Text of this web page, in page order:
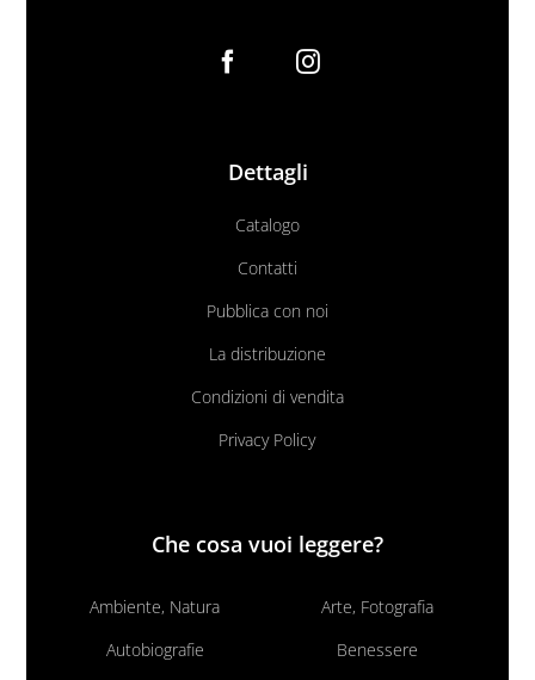
Dettagli
Catalogo
Contatti
Pubblica con noi
La distribuzione
Condizioni di vendita
Privacy Policy
Che cosa vuoi leggere?
Ambiente, Natura
Arte, Fotografia
Autobiografie
Benessere